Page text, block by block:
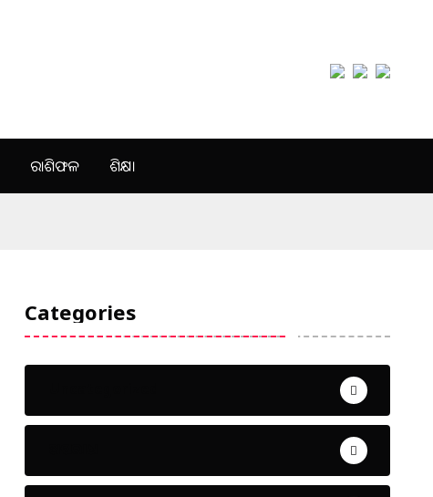
ରାଶିଫଳ ଶିକ୍ଷା
Categories